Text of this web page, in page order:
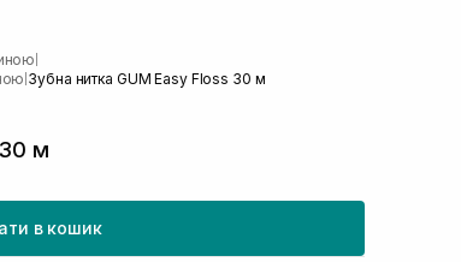
Зубна нитка GUM Easy Floss 30 м
30 м
в кошик